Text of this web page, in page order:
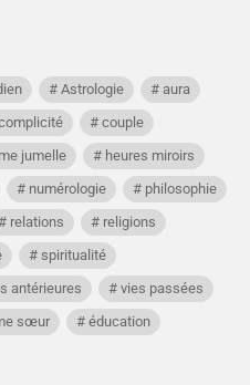
Astrologie
aura
couple
jumelle
heures miroirs
numérologie
philosophie
relations
religions
spiritualité
antérieures
vies passées
sœur éducation